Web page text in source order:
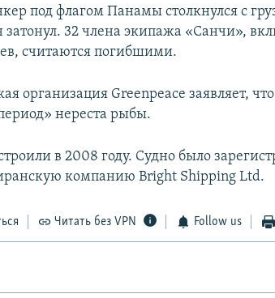
под флагом Панамы столкнулся с
затонул. 32 члена экипажа «Санчи»,
считаются погибшими.
организация Greenpeace заявляет,
нереста рыбы.
в 2008 году. Судно было
компанию Bright Shipping Ltd.
Читать без VPN Follow us